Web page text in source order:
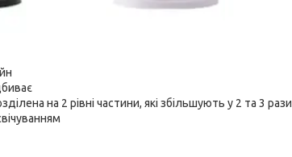
на 2 рівні частини, які збільшують у 2 та 3 рази